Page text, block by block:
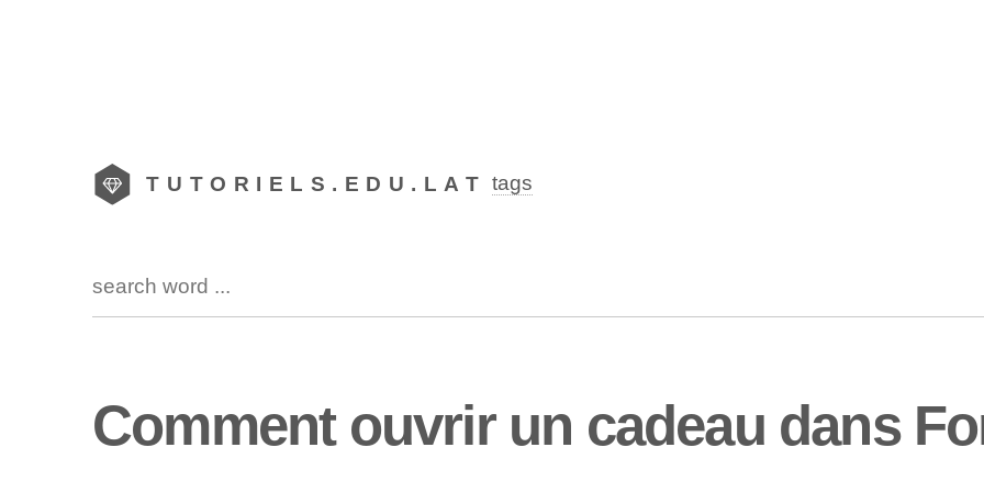
TUTORIELS.EDU.LAT tags
Comment ouvrir un cadeau dans